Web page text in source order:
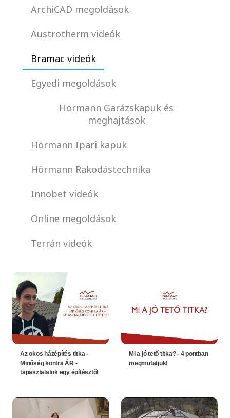
ArchiCAD megoldások
Austrotherm videók
Bramac videók
Egyedi megoldások
Hörmann Garázskapuk és
meghajtások
Hörmann Ipari kapuk
Hörmann Rakodástechnika
Innobet videók
Online megoldások
Terrán videók
Az okos házépítés titka -
Minőség kontra ÁR -
tapasztalatok egy építésztől
Mi a jó tető titka? - 4 pontban
megmutatjuk!